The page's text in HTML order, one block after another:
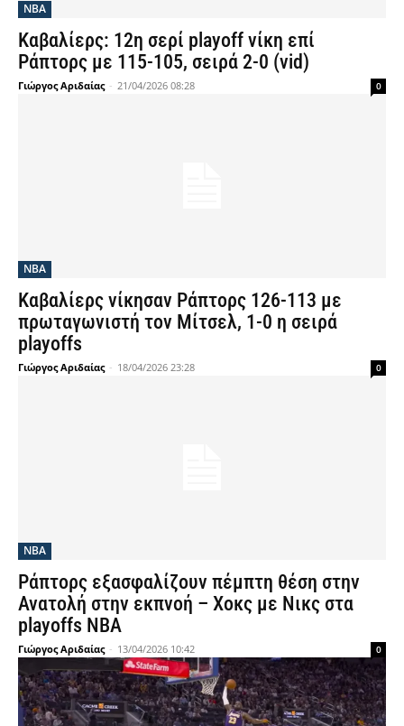
NBA
Καβαλίερς: 12η σερί playoff νίκη επί
Ράπτορς με 115-105, σειρά 2-0 (vid)
Γιώργος Αριδαίας - 21/04/2026 08:28 0
NBA
Καβαλίερς νίκησαν Ράπτορς 126-113 με
πρωταγωνιστή τον Μίτσελ, 1-0 η σειρά
playoffs
Γιώργος Αριδαίας - 18/04/2026 23:28 0
NBA
Ράπτορς εξασφαλίζουν πέμπτη θέση στην
Ανατολή στην εκπνοή – Χοκς με Νικς στα
playoffs NBA
Γιώργος Αριδαίας - 13/04/2026 10:42 0